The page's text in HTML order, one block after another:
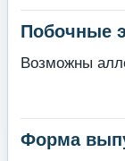
Побочные
Возможны
Форма